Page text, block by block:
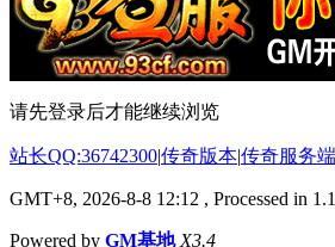
请先登录后才能继续浏览
站长QQ:36742300|传奇版本|传奇服务端
GMT+8, 2026-8-8 12:12 , Processed in
Powered by GM基地 X3.4